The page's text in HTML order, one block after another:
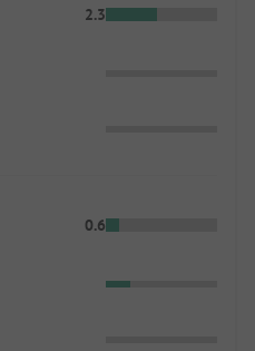
2.3
0.6